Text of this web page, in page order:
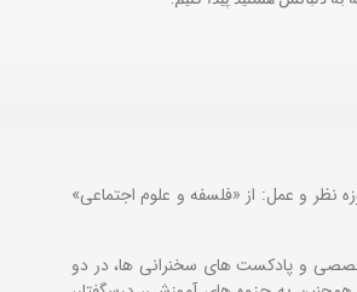
و عمل: از «فلسفه و علوم اجتماعی»
و پادکست های سخنرانی ها، در دو